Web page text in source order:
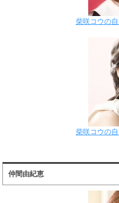
柴咲コウの
柴咲コウの
仲間由紀恵